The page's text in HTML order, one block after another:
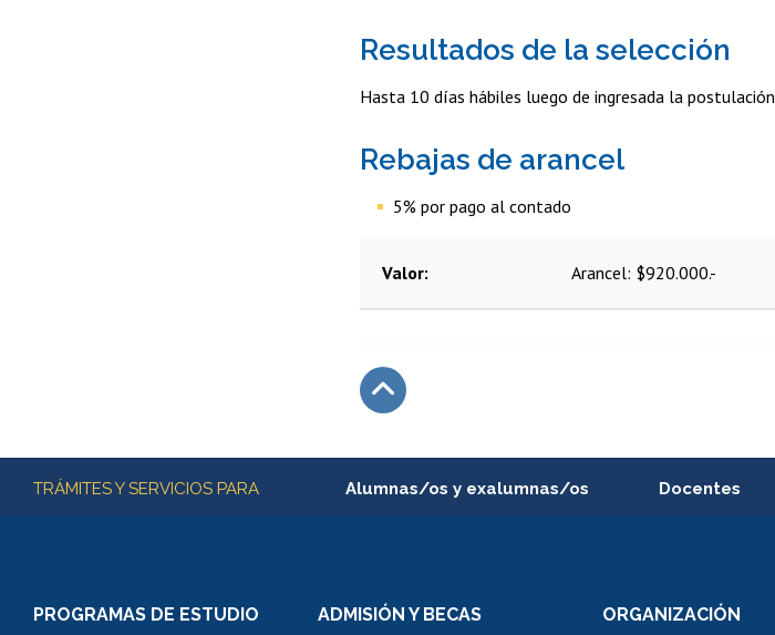
Resultados de la selección
Hasta 10 días hábiles luego de ingresada la postulación
Rebajas de arancel
5% por pago al contado
Valor Arancel: $920.000.-
Más información
TRÁMITES Y SERVICIOS PARA Alumnas/os y exalumnas/os
Consulta y certificado de notas
Docentes
Perfeccionamiento
PROGRAMAS DE ESTUDIO ADMISIÓN Y BECAS ORGANIZACIÓN